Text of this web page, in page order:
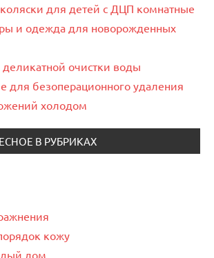
для детей с ДЦП комнатные
и одежда для новорожденных
очистки воды
для безоперационного удаления
холодом
В РУБРИКАХ
кожу
дом